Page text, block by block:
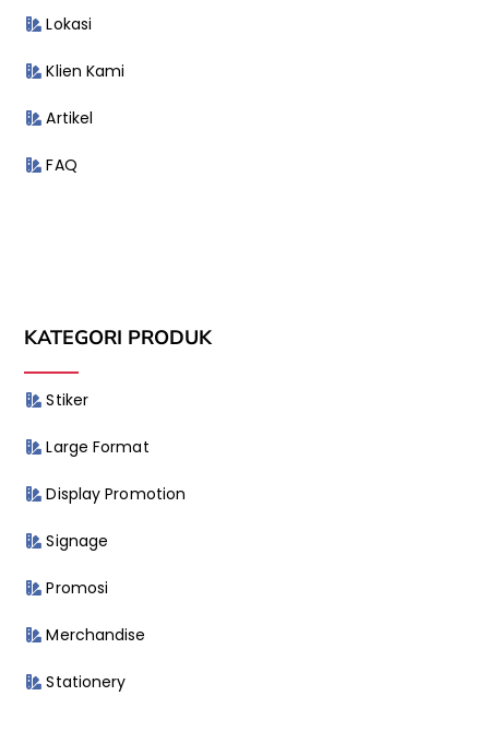
Lokasi
Klien Kami
Artikel
FAQ
KATEGORI PRODUK
Stiker
Large Format
Display Promotion
Signage
Promosi
Merchandise
Stationery